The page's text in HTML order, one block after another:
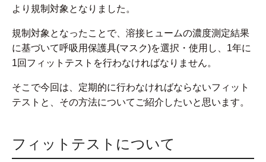
より規制対象となりました。
規制対象となったことで、溶接ヒュームの濃度測定結果
に基づいて呼吸用保護具(マスク)を選択・使用し、1年に
1回フィットテストを行わなければなりません。
そこで今回は、定期的に行わなければならないフィット
テストと、その方法についてご紹介したいと思います。
フィットテストについて